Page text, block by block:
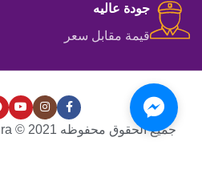
جودة عاليه
قيمة مقابل سعر
جميع الحقوق محفوظه Diamond Painting Boshra © 2021